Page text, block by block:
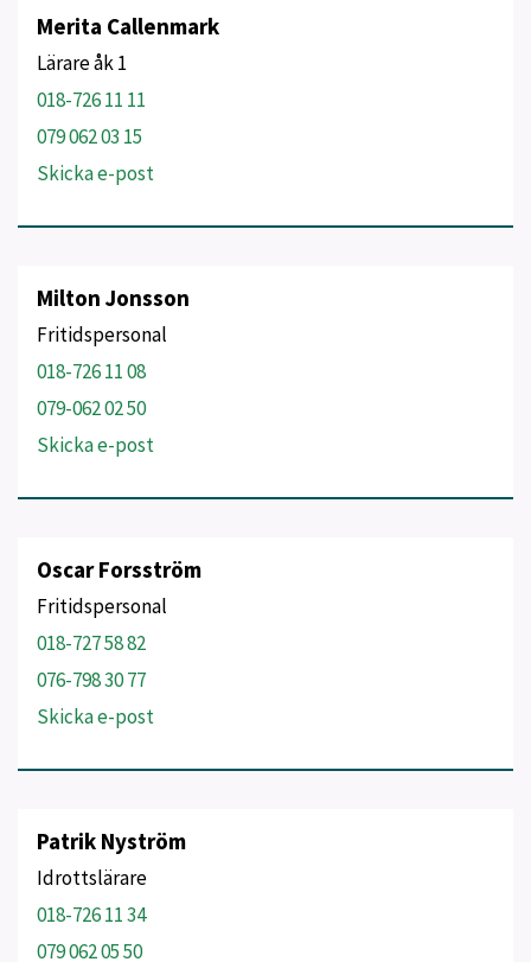
Merita Callenmark
Lärare åk 1
018-726 11 11
079 062 03 15
Skicka e-post
Milton Jonsson
Fritidspersonal
018-726 11 08
079-062 02 50
Skicka e-post
Oscar Forsström
Fritidspersonal
018-727 58 82
076-798 30 77
Skicka e-post
Patrik Nyström
Idrottslärare
018-726 11 34
079 062 05 50